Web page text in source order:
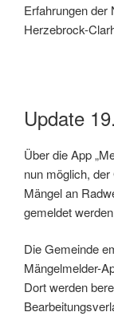
Erfahrungen der
Herzebrock-
Update
Über die App
nun möglich,
Mängel an
gemeldet
Die Gemeinde
Mängelmelder-
Dort werden